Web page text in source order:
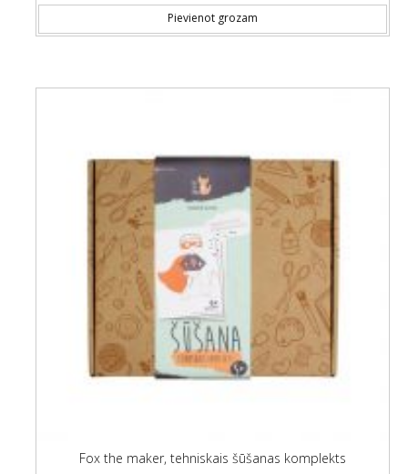
Pievienot grozam
Fox the maker, tehniskais šūšanas komplekts